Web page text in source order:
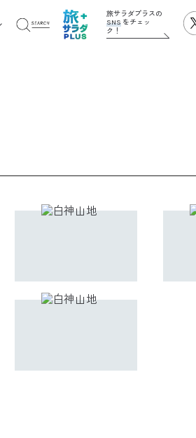
旅サラダプラスの
SNSをチェッ
ク！